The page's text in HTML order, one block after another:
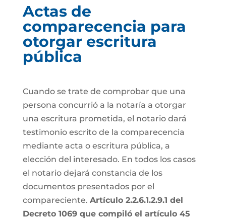
Actas de
comparecencia para
otorgar escritura
pública
Cuando se trate de comprobar que una
persona concurrió a la notaría a otorgar
una escritura prometida, el notario dará
testimonio escrito de la comparecencia
mediante acta o escritura pública, a
elección del interesado. En todos los casos
el notario dejará constancia de los
documentos presentados por el
compareciente. Artículo 2.2.6.1.2.9.1 del
Decreto 1069 que compiló el artículo 45